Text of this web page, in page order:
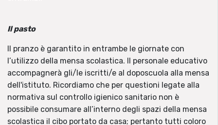
Il pasto
Il pranzo è garantito in entrambe le giornate con
l’utilizzo della mensa scolastica. Il personale educativo
accompagnerà gli/le iscritti/e al doposcuola alla mensa
dell'istituto. Ricordiamo che per questioni legate alla
normativa sul controllo igienico sanitario non è
possibile consumare all’interno degli spazi della mensa
scolastica il cibo portato da casa; pertanto tutti coloro